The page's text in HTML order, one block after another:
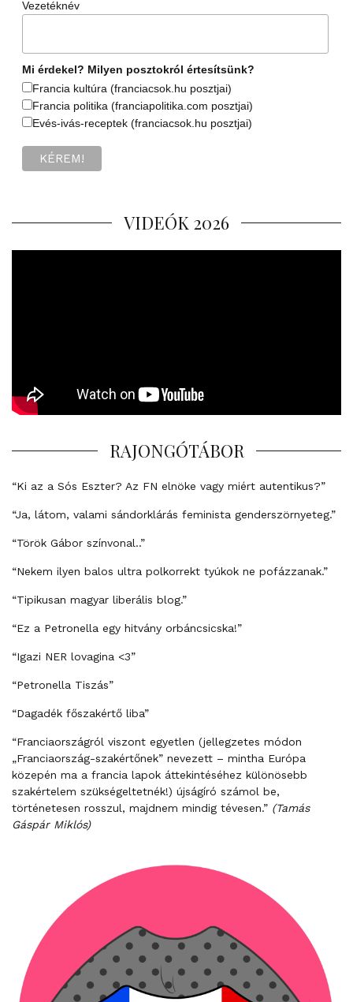
Vezetéknév
Mi érdekel? Milyen posztokról értesítsünk?
Francia kultúra (franciacsok.hu posztjai)
Francia politika (franciapolitika.com posztjai)
Evés-ivás-receptek (franciacsok.hu posztjai)
VIDEÓK 2026
RAJONGÓTÁBOR
“Ki az a Sós Eszter? Az FN elnöke vagy miért autentikus?”
“Ja, látom, valami sándorklárás feminista genderszörnyeteg.”
“Török Gábor színvonal..”
“Nekem ilyen balos ultra polkorrekt tyúkok ne pofázzanak.”
“Tipikusan magyar liberális blog.”
“Ez a Petronella egy hitvány orbáncsicska!”
“Igazi NER lovagina <3”
“Petronella Tiszás”
“Dagadék főszakértő liba”
“Franciaországról viszont egyetlen (jellegzetes módon
„Franciaország-szakértőnek” nevezett – mintha Európa
közepén ma a francia lapok áttekintéséhez különösebb
szakértelem szükségeltetnék!) újságíró számol be,
történetesen rosszul, majdnem mindig tévesen.” (Tamás
Gáspár Miklós)